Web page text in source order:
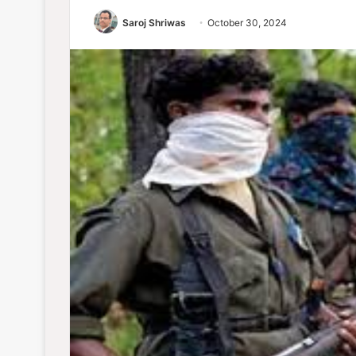
Saroj Shriwas October 30, 2024